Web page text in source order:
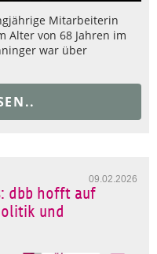
Mitarbeiterin
Alter von 68 Jahren im
war über
09.02.2026
dbb hofft auf
und